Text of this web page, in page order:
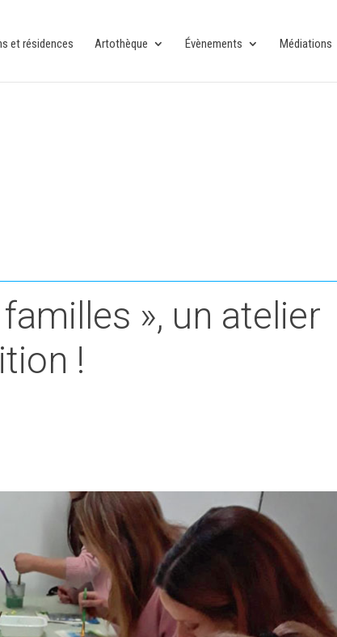
et résidences Artothèque Évènements Médiations
», un atelier
!